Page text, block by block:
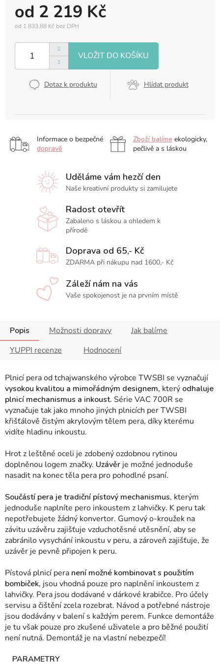
od 2 219 Kč
od 1 833,88 Kč bez DPH
cena:
Dotaz k produktu Hlídat produkt
Informace o bezpečné
dopravě
Zboží balíme ekologicky,
pečlivě a s láskou
Uděláme vám hezčí den
Naše kreativní produkty si zamilujete
Radost otevřít
Zabaleno s láskou a ohledem k
přírodě
Doprava od 65,- Kč
ZDARMA při nákupu nad 1600,- Kč
Záleží nám na vás
Vaše spokojenost je na prvním místě
Popis Možnosti dopravy
Jak balíme
YUPPI recenze
Hodnocení
Plnicí pera od tchajwanského výrobce TWSBI se vyznačují
vysokou kvalitou a mimořádným designem, který odhaluje
plnicí mechanismus a inkoust. Série VAC 700R se
vyznačuje tak jako mnoho jiných plnicích per TWSBI
křišťálově čistým akrylovým tělem pera, díky kterému
vidíte hladinu inkoustu.
Hrot z leštěné oceli je zdobený ozdobnou rytinou
doplněnou logem značky. Uzávěr je možné jednoduše
nasadit na konec těla pera pro pohodlné psaní.
Součástí pera je tradiční pístový mechanismus, kterým
jednoduše naplníte pero inkoustem z lahvičky. K peru tak
nepotřebujete žádný konvertor. Gumový o-kroužek na
závitu uzávěru zajišťuje vzduchotěsné utěsnění, aby se
zabránilo vysychání inkoustu v peru, a zároveň zajišťuje, že
uzávěr je pevně připojen k peru.
Pístová plnicí pera není možné kombinovat s použitím
bombiček, jsou vhodná pouze pro naplnění inkoustem z
lahvičky. Pera jsou dodávané v dárkové krabičce. Pro účely
servisu a čištění zcela rozebrat. Návod a potřebné nástroje
jsou dodávány v balení s každým perem. Funkce demontáže
je tu však pouze pro zkušené uživatele a pro běžné použití
není nutná. Demontáž je na vlastní nebezpečí!